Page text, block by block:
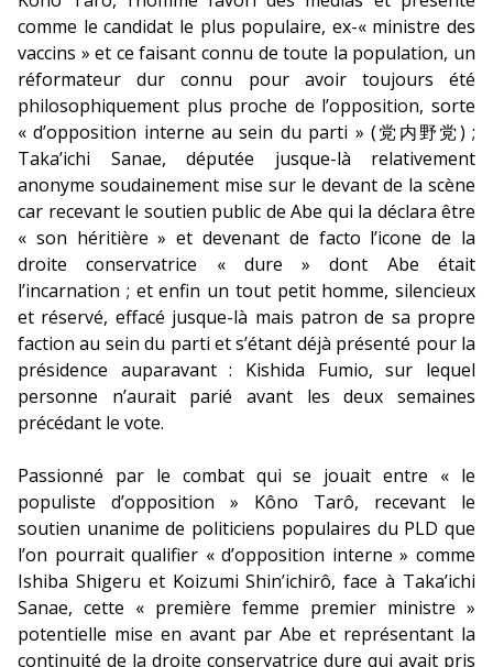
comme le candidat le plus populaire, ex-« ministre des
vaccins » et ce faisant connu de toute la population, un
réformateur dur connu pour avoir toujours été
philosophiquement plus proche de l’opposition, sorte
« d’opposition interne au sein du parti » (党内野党) ;
Taka’ichi Sanae, députée jusque-là relativement
anonyme soudainement mise sur le devant de la scène
car recevant le soutien public de Abe qui la déclara être
« son héritière » et devenant de facto l’icone de la
droite conservatrice « dure » dont Abe était
l’incarnation ; et enfin un tout petit homme, silencieux
et réservé, effacé jusque-là mais patron de sa propre
faction au sein du parti et s’étant déjà présenté pour la
présidence auparavant : Kishida Fumio, sur lequel
personne n’aurait parié avant les deux semaines
précédant le vote.
Passionné par le combat qui se jouait entre « le
populiste d’opposition » Kôno Tarô, recevant le
soutien unanime de politiciens populaires du PLD que
l’on pourrait qualifier « d’opposition interne » comme
Ishiba Shigeru et Koizumi Shin’ichirô, face à Taka’ichi
Sanae, cette « première femme premier ministre »
potentielle mise en avant par Abe et représentant la
continuité de la droite conservatrice dure qui avait pris